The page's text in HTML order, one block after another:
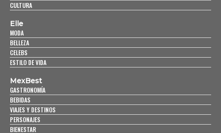
CULTURA
Elle
MODA
BELLEZA
CELEBS
ESTILO DE VIDA
MexBest
GASTRONOMÍA
BEBIDAS
VIAJES Y DESTINOS
PERSONAJES
BIENESTAR